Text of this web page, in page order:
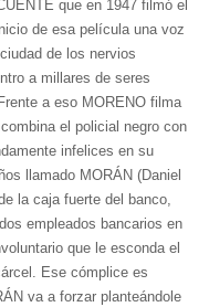
que en 1947 filmó el
de esa película una voz
de los nervios
a millares de seres
a eso MORENO filma
el policial negro con
infelices en su
llamado MORÁN (Daniel
la caja fuerte del banco,
empleados bancarios en
que le esconda el
Ese cómplice es
va a forzar planteándole